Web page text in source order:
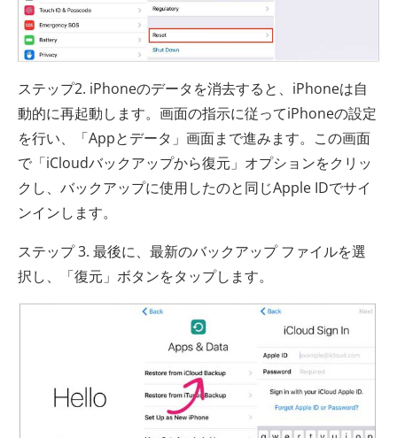
ステップ2. iPhoneのデータを消去すると、iPhoneは自
動的に再起動します。画面の指示に従ってiPhoneの設定
を行い、「Appとデータ」画面まで進みます。この画面
で「iCloudバックアップから復元」オプションをクリッ
クし、バックアップに使用したのと同じApple IDでサイ
ンインします。
ステップ 3. 最後に、最新のバックアップ ファイルを選
択し、「復元」ボタンをタップします。